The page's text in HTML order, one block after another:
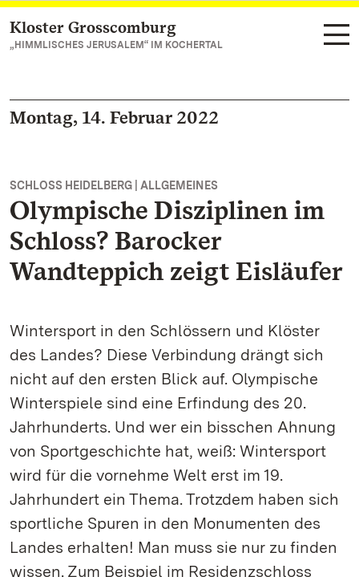
Zum Hauptinhalt springen
Kloster Grosscomburg
„HIMMLISCHES JERUSALEM“ IM KOCHERTAL
Montag, 14. Februar 2022
SCHLOSS HEIDELBERG | ALLGEMEINES
Olympische Disziplinen im
Schloss? Barocker
Wandteppich zeigt Eisläufer
Wintersport in den Schlössern und Klöster
des Landes? Diese Verbindung drängt sich
nicht auf den ersten Blick auf. Olympische
Winterspiele sind eine Erfindung des 20.
Jahrhunderts. Und wer ein bisschen Ahnung
von Sportgeschichte hat, weiß: Wintersport
wird für die vornehme Welt erst im 19.
Jahrhundert ein Thema. Trotzdem haben sich
sportliche Spuren in den Monumenten des
Landes erhalten! Man muss sie nur zu finden
wissen. Zum Beispiel im Residenzschloss